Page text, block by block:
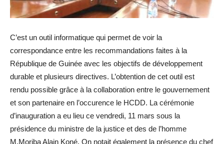
C’est un outil informatique qui permet de voir la
correspondance entre les recommandations faites à la
République de Guinée avec les objectifs de développement
durable et plusieurs directives. L’obtention de cet outil est
rendu possible grâce à la collaboration entre le gouvernement
et son partenaire en l’occurence le HCDD. La cérémonie
d’inauguration a eu lieu ce vendredi, 11 mars sous la
présidence du ministre de la justice et des de l’homme
M.Moriba Alain Koné. On notait également la présence du chef